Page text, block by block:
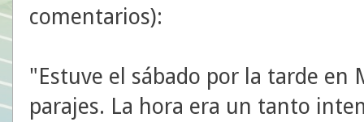
comentarios):
"Estuve el sábado por la tarde
parajes. La hora era un tanto